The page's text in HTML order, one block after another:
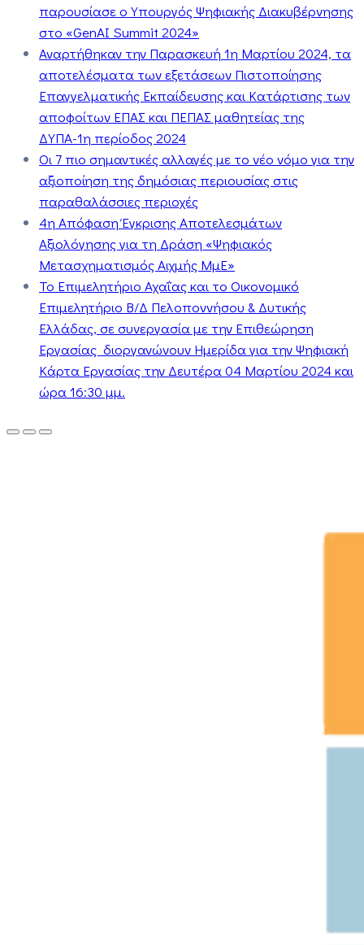
παρουσίασε ο Υπουργός Ψηφιακής Διακυβέρνησης
στο «GenAI Summit 2024»
Αναρτήθηκαν την Παρασκευή 1η Μαρτίου 2024, τα
αποτελέσματα των εξετάσεων Πιστοποίησης
Επαγγελματικής Εκπαίδευσης και Κατάρτισης των
αποφοίτων ΕΠΑΣ και ΠΕΠΑΣ μαθητείας της
ΔΥΠΑ-1η περίοδος 2024
Οι 7 πιο σημαντικές αλλαγές με το νέο νόμο για την
αξιοποίηση της δημόσιας περιουσίας στις
παραθαλάσσιες περιοχές
4η Απόφαση Έγκρισης Αποτελεσμάτων
Αξιολόγησης για τη Δράση «Ψηφιακός
Μετασχηματισμός Αιχμής ΜμΕ»
Το Επιμελητήριο Αχαΐας και το Οικονομικό
Επιμελητήριο Β/Δ Πελοποννήσου & Δυτικής
Ελλάδας, σε συνεργασία με την Επιθεώρηση
Εργασίας διοργανώνουν Ημερίδα για την Ψηφιακή
Κάρτα Εργασίας την Δευτέρα 04 Μαρτίου 2024 και
ώρα 16:30 μμ.